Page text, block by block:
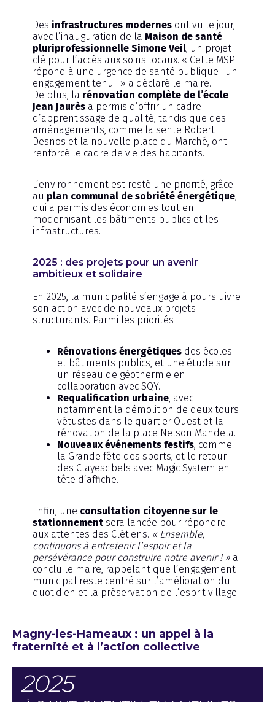
Des infrastructures modernesont vu le jour,
avec l’inauguration de la Maison de santé
pluriprofessionnelle Simone Veil, un projet
clé pour l’accès aux soins locaux. « Cette MSP
répond à une urgence de santé publique : un
engagement tenu ! » a déclaré le maire.
De plus, la rénovation complète de l’école
Jean Jaurèsa permis d’offrir un cadre
d’apprentissage de qualité, tandis que des
aménagements, comme la sente Robert
Desnos et la nouvelle place du Marché, ont
renforcé le cadre de vie des habitants.
L’environnement est resté une priorité, grâce
au plan communal de sobriété énergétique,
qui a permis des économies tout en
modernisant les bâtiments publics et les
infrastructures.
2025 : des projets pour un avenir
ambitieux et solidaire
En 2025, la municipalité s’engage à pours uivre
son action avec de nouveaux projets
structurants. Parmi les priorités :
Rénovations énergétiquesdes écoles
et bâtiments publics, et une étude sur
un réseau de géothermie en
collaboration avec SQY.
Requalification urbaine, avec
notamment la démolition de deux tours
vétustes dans le quartier Ouest et la
rénovation de la place Nelson Mandela.
Nouveaux événements festifs, comme
la Grande fête des sports, et le retour
des Clayescibels avec Magic System en
tête d’affiche.
Enfin, une consultation citoyenne sur le
stationnementsera lancée pour répondre
aux attentes des Clétiens. « Ensemble,
continuons à entretenir l’espoir et la
persévérance pour construire notre avenir ! »a
conclu le maire, rappelant que l’engagement
municipal reste centré sur l’amélioration du
quotidien et la préservation de l’esprit village.
Magny-les-Hameaux : un appel à la
fraternité et à l’action collective